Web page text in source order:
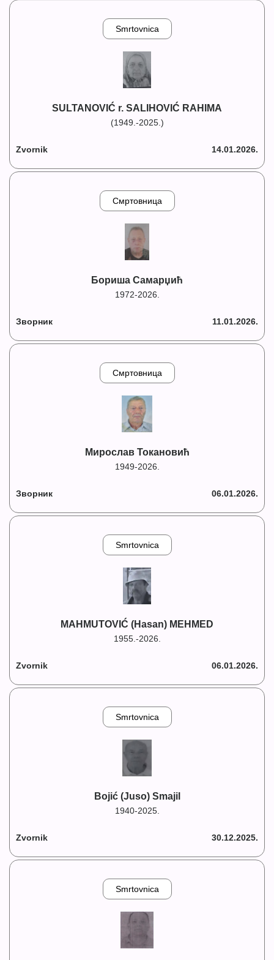
Smrtovnica
SULTANOVIĆ r. SALIHOVIĆ RAHIMA
(1949.-2025.)
Zvornik 14.01.2026.
Смртовница
Бориша Самарџић
1972-2026.
Зворник 11.01.2026.
Смртовница
Мирослав Токановић
1949-2026.
Зворник 06.01.2026.
Smrtovnica
MAHMUTOVIĆ (Hasan) MEHMED
1955.-2026.
Zvornik 06.01.2026.
Smrtovnica
Bojić (Juso) Smajil
1940-2025.
Zvornik 30.12.2025.
Smrtovnica